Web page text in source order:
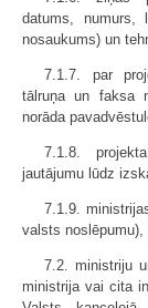
datums, numurs,
nosaukums) un
7.1.7. par
tālruņa un faksa
norāda
7.1.8.
jautājumu lūdz
7.1.9.
valsts
7.2. ministriju
ministrija vai cita